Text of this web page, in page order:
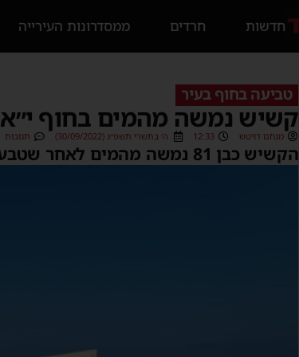
חדשות חרדים ממסדרונות העירייה
טביעה בחוף בעיר
קשיש נמשה מהמים בחוף י״א
מנחם דויטש 12:33 ה׳ בתשרי תשפ״ג (30/09/2022) תגובות
הקשיש כבן 81 נמשה מהמים לאחר שטבע • פונה לבית החולים אסותא כשמצבו בינוני